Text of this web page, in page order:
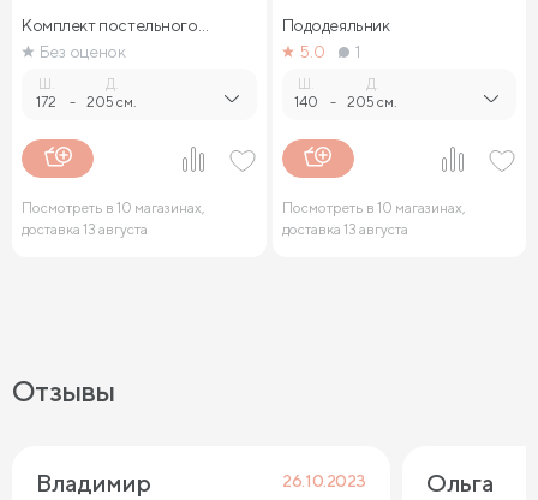
Комплект постельного
бельяБез оценок
172 -
Д.
205 см.
Посмотреть в 10 магазинах,
доставка 13 августа
Пододеяльник
5.0
1
140 -
Д.
205 см.
Посмотреть в 10 магазинах,
доставка 13 августа
Отзывы
Владимир 26.10.2023 Ольга